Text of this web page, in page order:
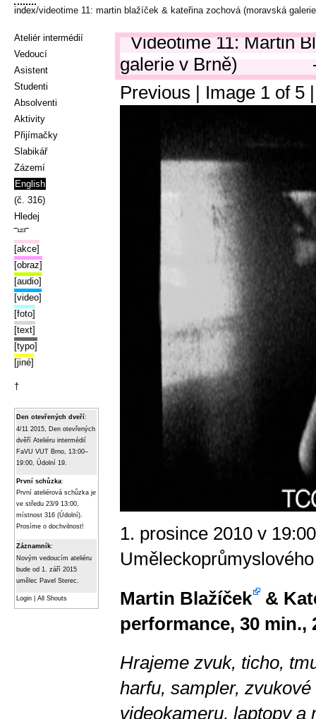
index/videotime 11: martin blažíček & kateřina zochová (moravská
Ateliér intermédií
Vedoucí
Asistent
Studenti
Absolventi
Aktivity
Přijímačky
Slabikář
Zázemí
English
(č. 316)
Hledej
‾¹²³‾
[akce]
[obraz]
[audio]
[video]
[foto]
[text]
[typo]
[jiné]
†
Den otevřených dveří:
4/11 2015, Den otevřených
dvěří Ateliéru intermédií
FaVU VUT Brno, 13:00–
19:00, Údolní 19.
První schůzka:
První ateliérová schůzka je
ve středu 23/9 13:00,
místnost 316 (Údolní).
Prosíme o dochvilnost!
Záznamník:
Novým vedoucím ateliéru
bude od 1. září 2015
umělec Pavel Sterec.
Login All Shouts
Videotime 11: Martin
galerie v Brně)
Previous | Image 1 of 5
1. prosince 2010 v
Martin Blažíček
&
performance, 30 min.,
Hrajeme zvuk, ticho,
harfu, sampler,
videokameru, laptopy a